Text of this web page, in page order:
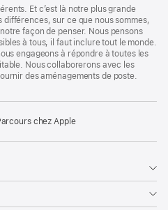
Et c’est là notre plus grande
sur ce que nous sommes,
façon de penser. Nous pensons
à tous, il faut inclure tout le monde.
engageons à répondre à toutes les
Nous collaborerons avec les
des aménagements de poste.
chez Apple